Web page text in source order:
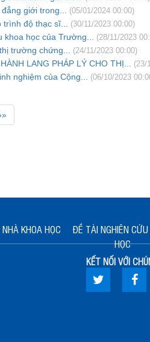
giới trong... (05/01/2024 00:00)
độ thạc sĩ... (30/11/2023 00:00)
học của Trường... (28/11/2023
trường chứng... (24/11/2023 00:00)
LANG PHÁP LÝ CHO THỊ... (23/
nghiệm của Cộng... (06/10/2023
KHOA HỌC
ĐỀ TÀI NGHIÊN
HỌC
KẾT NỐI VỚI